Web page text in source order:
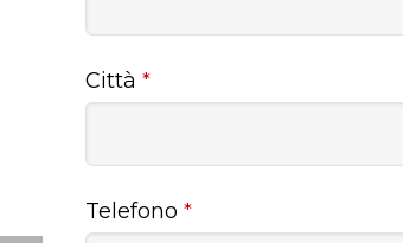
Città *
Telefono *